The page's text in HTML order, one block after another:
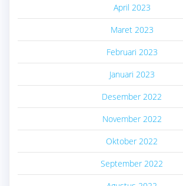
April 2023
Maret 2023
Februari 2023
Januari 2023
Desember 2022
November 2022
Oktober 2022
September 2022